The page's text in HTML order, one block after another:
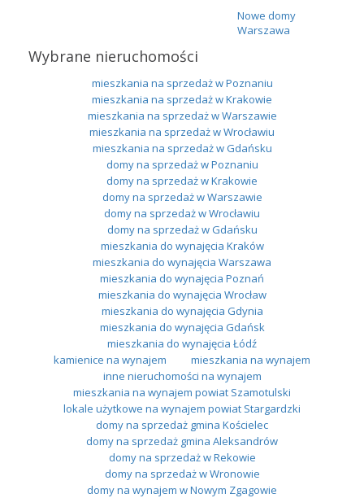
Nowe domy
Warszawa
Wybrane nieruchomości
mieszkania na sprzedaż w Poznaniu
mieszkania na sprzedaż w Krakowie
mieszkania na sprzedaż w Warszawie
mieszkania na sprzedaż w Wrocławiu
mieszkania na sprzedaż w Gdańsku
domy na sprzedaż w Poznaniu
domy na sprzedaż w Krakowie
domy na sprzedaż w Warszawie
domy na sprzedaż w Wrocławiu
domy na sprzedaż w Gdańsku
mieszkania do wynajęcia Kraków
mieszkania do wynajęcia Warszawa
mieszkania do wynajęcia Poznań
mieszkania do wynajęcia Wrocław
mieszkania do wynajęcia Gdynia
mieszkania do wynajęcia Gdańsk
mieszkania do wynajęcia Łódź
kamienice na wynajem
mieszkania na wynajem
inne nieruchomości na wynajem
mieszkania na wynajem powiat Szamotulski
lokale użytkowe na wynajem powiat Stargardzki
domy na sprzedaż gmina Kościelec
domy na sprzedaż gmina Aleksandrów
domy na sprzedaż w Rekowie
domy na sprzedaż w Wronowie
domy na wynajem w Nowym Zgagowie